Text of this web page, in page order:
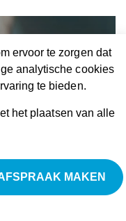
ervoor te zorgen dat
analytische cookies
te bieden.
het plaatsen van alle
MAKEN